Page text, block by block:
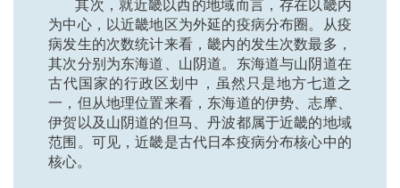
其次，就近畿以西的地域而言，存在以畿内
为中心，以近畿地区为外延的疫病分布圈。从疫
病发生的次数统计来看，畿内的发生次数最多，
其次分别为东海道、山阴道。东海道与山阴道在
古代国家的行政区划中，虽然只是地方七道之
一，但从地理位置来看，东海道的伊势、志摩、
伊贺以及山阴道的但马、丹波都属于近畿的地域
范围。可见，近畿是古代日本疫病分布核心中的
核心。